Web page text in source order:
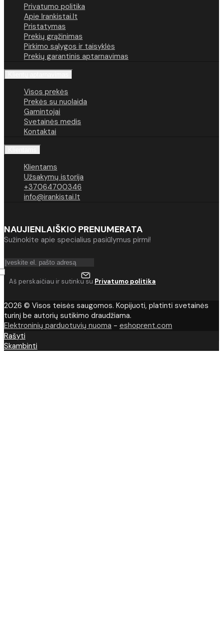
Privatumo politika
Apie Irankistai.lt
Pristatymas
Prekių grąžinimas
Pirkimo sąlygos ir taisyklės
Prekių garantinis aptarnavimas
Visos prekės
Prekės su nuolaida
Gamintojai
Svetainės medis
Kontaktai
Klientams
Užsakymų istorija
+37064700346
info@irankistai.lt
NAUJIENLAIŠKIO PRENUMERATA
Sužinokite apie specialius pasiūlymus pirmi!
Aš perskaičiau ir sutinku su Privatumo politika
2026 © Visos teisės saugomos. Kopijuoti, platinti svetainės
turinį be autorių sutikimo draudžiama.
Elektroninių parduotuvių nuoma - eshoprent.com
Rašyti
Skambinti